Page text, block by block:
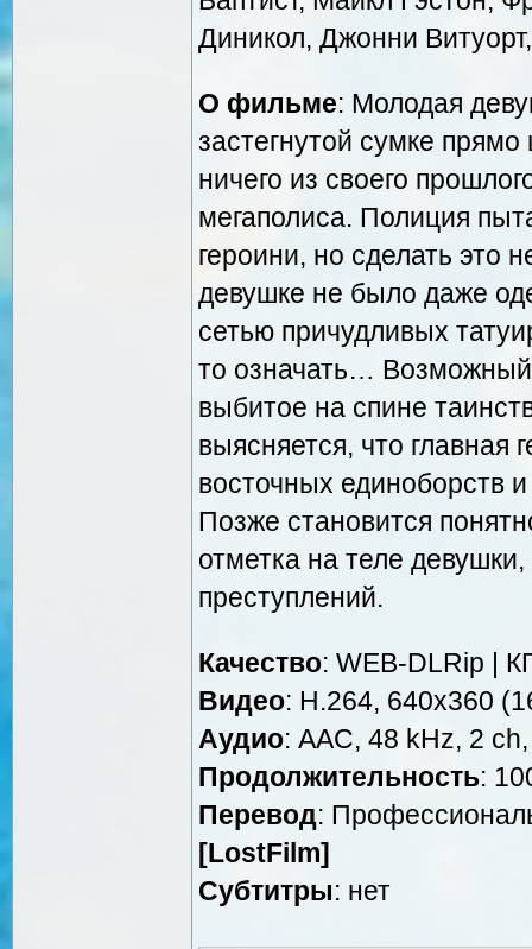
Диникол, Джонни
О фильме: Молодая
застегнутой сумке
ничего из своего
мегаполиса. Полиция
героини, но сделать это
девушке не было даже
сетью причудливых
то означать… Возможный
выбитое на спине
выясняется, что главная
восточных единоборств
Позже становится
отметка на теле
преступлений.
Качество: WEB-DLRip |
Видео: Н.264, 640x360
Аудио: AAC, 48 kHz, 2
Продолжительность:
Перевод:
[LostFilm]
Cубтитры: нет